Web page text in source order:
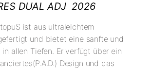
DUAL ADJ 2026
ist aus ultraleichtem
und bietet eine sanfte und
allen Tiefen. Er verfügt über ein
Design und das